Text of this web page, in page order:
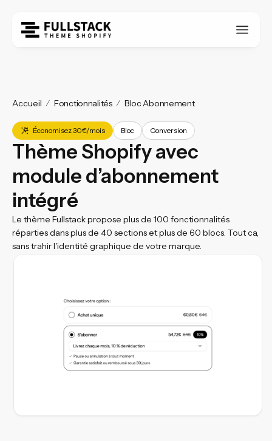
Accueil Fonctionnalités Bloc Abonnement
Économisez 30€/mois Bloc Conversion
Thème Shopify avec
module d’abonnement
intégré
Le thème Fullstack propose plus de 100 fonctionnalités
réparties dans plus de 40 sections et plus de 60 blocs. Tout ca,
sans trahir l'identité graphique de votre marque.